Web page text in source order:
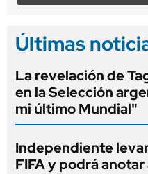
Últimas
La revelación de
en la Selección
mi último Mundial"
Independiente
FIFA y podrá